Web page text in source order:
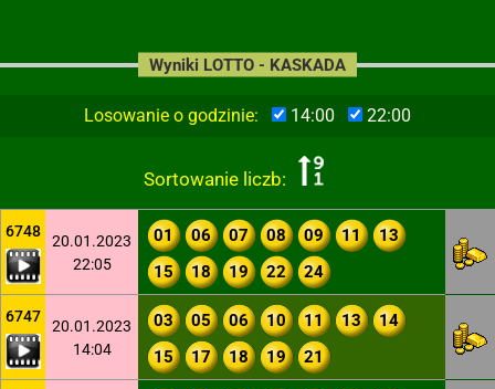
Losowanie o godzinie: 14:00 22:00
Sortowanie liczb:
Wyniki LOTTO - KASKADA
6748
20.01.2023
22:05
01 06 07 08 09 11
13
15
18 19 22 24
6747
20.01.2023
14:04
03 05 06 10 11 13
14
15
17 18 19 21